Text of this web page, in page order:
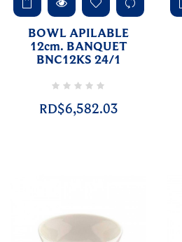
BOWL APILABLE
12cm. BANQUET
BNC12KS 24/1
RD$6,582.03